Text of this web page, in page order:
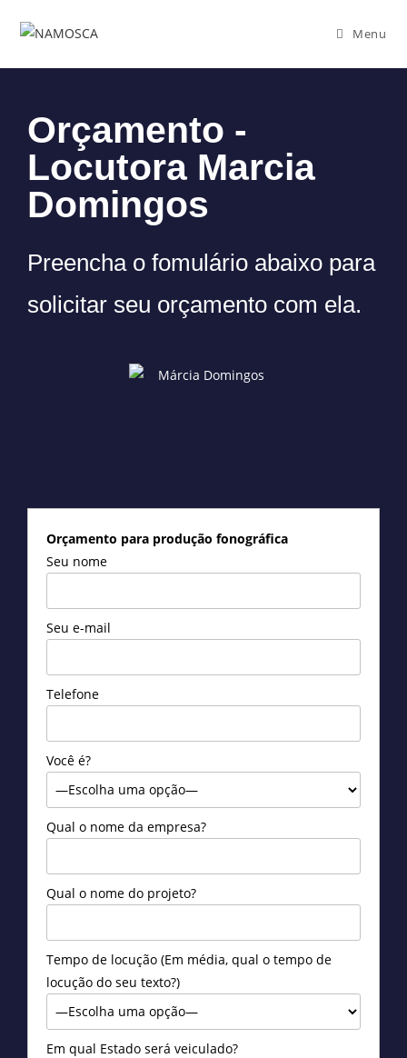
Menu
Orçamento -
Locutora Marcia
Domingos
Preencha o fomulário abaixo para
solicitar seu orçamento com ela.
Orçamento para produção fonográfica
Seu nome
Seu e-mail
Telefone
Você é?
Qual o nome da empresa?
Qual o nome do projeto?
Tempo de locução (Em média, qual o tempo de
locução do seu texto?)
Em qual Estado será veiculado?